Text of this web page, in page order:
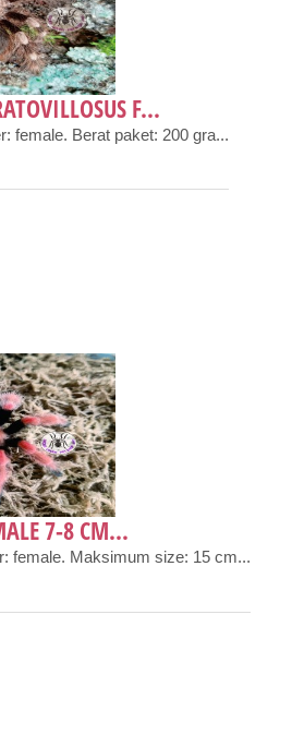
F...
female. Berat paket: 200 gra...
7-8 CM...
female. Maksimum size: 15 cm...